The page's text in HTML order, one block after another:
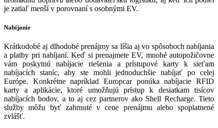
je zatiaľ menší v porovnaní s osobnými EV.
Nabíjanie
Krátkodobé aj dlhodobé prenájmy sa líšia aj vo spôsoboch nabíjania
a platby pri nabíjaní. Keď si prenajmete EV, mnohé autopožičovne
vám poskytnú nabíjacie riešenia a prístupové karty k sieťam
nabíjacích staníc, aby ste mohli jednoduchšie nabíjať po celej
Európe. Konkrétne napríklad Europcar ponúka nabíjacie RFID
karty a aplikácie, ktoré umožňujú prístup k desiatkam tisícov
nabíjacích bodov, a to aj cez partnerov ako Shell Recharge. Tieto
služby môžu byť zahrnuté v cene prenájmu alebo spoplatnené
zvlášť.